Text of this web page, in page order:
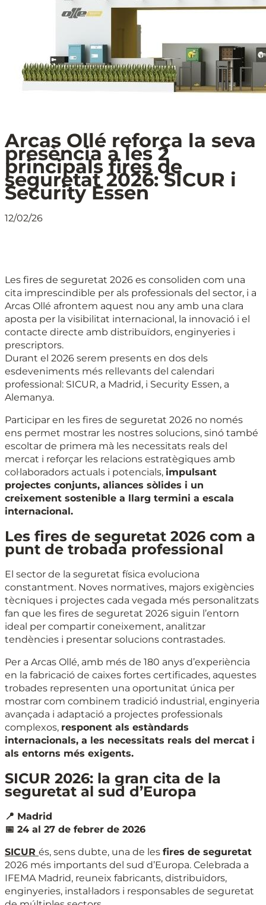
Arcas Ollé reforça la seva
presència a les 2
principals fires de
seguretat 2026: SICUR i
Security Essen
12/02/26
Les fires de seguretat 2026 es consoliden com una
cita imprescindible per als professionals del sector, i a
Arcas Ollé afrontem aquest nou any amb una clara
aposta per la visibilitat internacional, la innovació i el
contacte directe amb distribuïdors, enginyeries i
prescriptors.
Durant el 2026 serem presents en dos dels
esdeveniments més rellevants del calendari
professional: SICUR, a Madrid, i Security Essen, a
Alemanya.
Participar en les fires de seguretat 2026 no només
ens permet mostrar les nostres solucions, sinó també
escoltar de primera mà les necessitats reals del
mercat i reforçar les relacions estratègiques amb
col·laboradors actuals i potencials, impulsant
projectes conjunts, aliances sòlides i un
creixement sostenible a llarg termini a escala
internacional.
Les fires de seguretat 2026 com a
punt de trobada professional
El sector de la seguretat física evoluciona
constantment. Noves normatives, majors exigències
tècniques i projectes cada vegada més personalitzats
fan que les fires de seguretat 2026 siguin l’entorn
ideal per compartir coneixement, analitzar
tendències i presentar solucions contrastades.
Per a Arcas Ollé, amb més de 180 anys d’experiència
en la fabricació de caixes fortes certificades, aquestes
trobades representen una oportunitat única per
mostrar com combinem tradició industrial, enginyeria
avançada i adaptació a projectes professionals
complexos, responent als estàndards
internacionals, a les necessitats reals del mercat i
als entorns més exigents.
SICUR 2026: la gran cita de la
seguretat al sud d’Europa
📍 Madrid
📅 24 al 27 de febrer de 2026
SICUR és, sens dubte, una de les fires de seguretat
2026 més importants del sud d’Europa. Celebrada a
IFEMA Madrid, reuneix fabricants, distribuïdors,
enginyeries, instal·ladors i responsables de seguretat